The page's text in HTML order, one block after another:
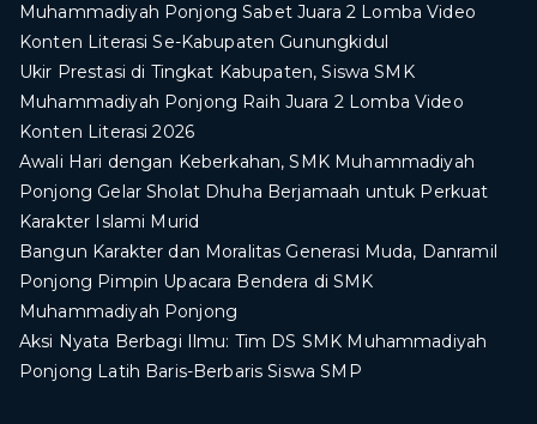
Muhammadiyah Ponjong Sabet Juara 2 Lomba Video
Konten Literasi Se-Kabupaten Gunungkidul
Ukir Prestasi di Tingkat Kabupaten, Siswa SMK
Muhammadiyah Ponjong Raih Juara 2 Lomba Video
Konten Literasi 2026
Awali Hari dengan Keberkahan, SMK Muhammadiyah
Ponjong Gelar Sholat Dhuha Berjamaah untuk Perkuat
Karakter Islami Murid
Bangun Karakter dan Moralitas Generasi Muda, Danramil
Ponjong Pimpin Upacara Bendera di SMK
Muhammadiyah Ponjong
​Aksi Nyata Berbagi Ilmu: Tim DS SMK Muhammadiyah
Ponjong Latih Baris-Berbaris Siswa SMP